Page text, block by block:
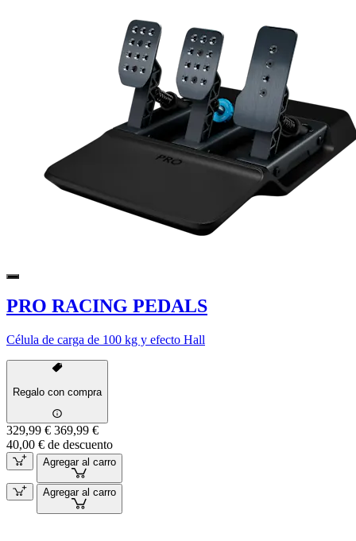
PRO RACING PEDALS
Célula de carga de 100 kg y efecto Hall
Regalo con compra
329,99 € 369,99 €
40,00 € de descuento
Agregar al carro
Agregar al carro